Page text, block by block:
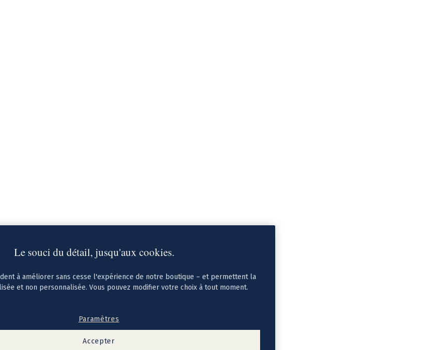
Le souci du détail, jusqu'aux cookies.
à améliorer sans cesse l'expérience de notre boutique – et permettent la
et non personnalisée. Vous pouvez modifier votre choix à tout moment.
Paramètres
Accepter